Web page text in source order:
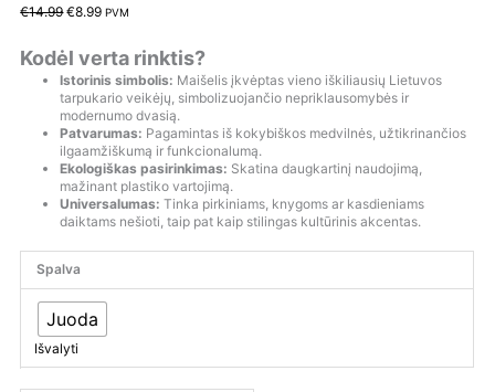
€14.99 €8.99 PVM
Kodėl verta rinktis?
Istorinis simbolis: Maišelis įkvėptas vieno iškiliausių Lietuvos
tarpukario veikėjų, simbolizuojančio nepriklausomybės ir
modernumo dvasią.
Patvarumas: Pagamintas iš kokybiškos medvilnės, užtikrinančios
ilgaamžiškumą ir funkcionalumą.
Ekologiškas pasirinkimas: Skatina daugkartinį naudojimą,
mažinant plastiko vartojimą.
Universalumas: Tinka pirkiniams, knygoms ar kasdieniams
daiktams nešioti, taip pat kaip stilingas kultūrinis akcentas.
Spalva
Juoda
Išvalyti